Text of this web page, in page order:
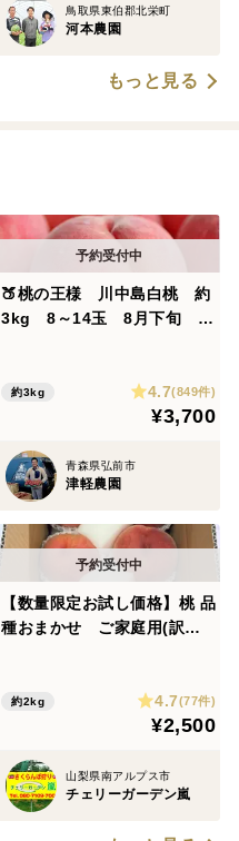
鳥取県東伯郡北栄町
河本農園
もっと見る
🍑桃の王様 川中島白桃 約
3kg 8～14玉 8月下旬 採
約3kg 4.7(849件)
¥3,700
青森県弘前市
津軽農園
【数量限定お試し価格】桃 品
種おまかせ ご家庭用(訳あ
約2kg 4.7(77件)
¥2,500
山梨県南アルプス市
チェリーガーデン嵐